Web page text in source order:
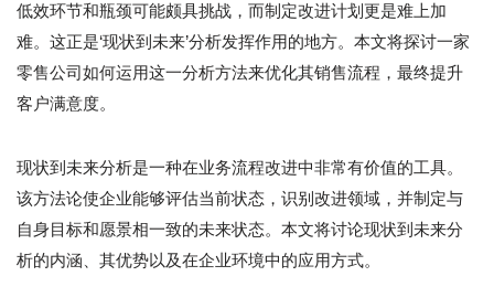
低效环节和瓶颈可能颇具挑战，而制定改进计划更是难上加
难。这正是‘现状到未来’分析发挥作用的地方。本文将探讨一家
零售公司如何运用这一分析方法来优化其销售流程，最终提升
客户满意度。
现状到未来分析是一种在业务流程改进中非常有价值的工具。
该方法论使企业能够评估当前状态，识别改进领域，并制定与
自身目标和愿景相一致的未来状态。本文将讨论现状到未来分
析的内涵、其优势以及在企业环境中的应用方式。